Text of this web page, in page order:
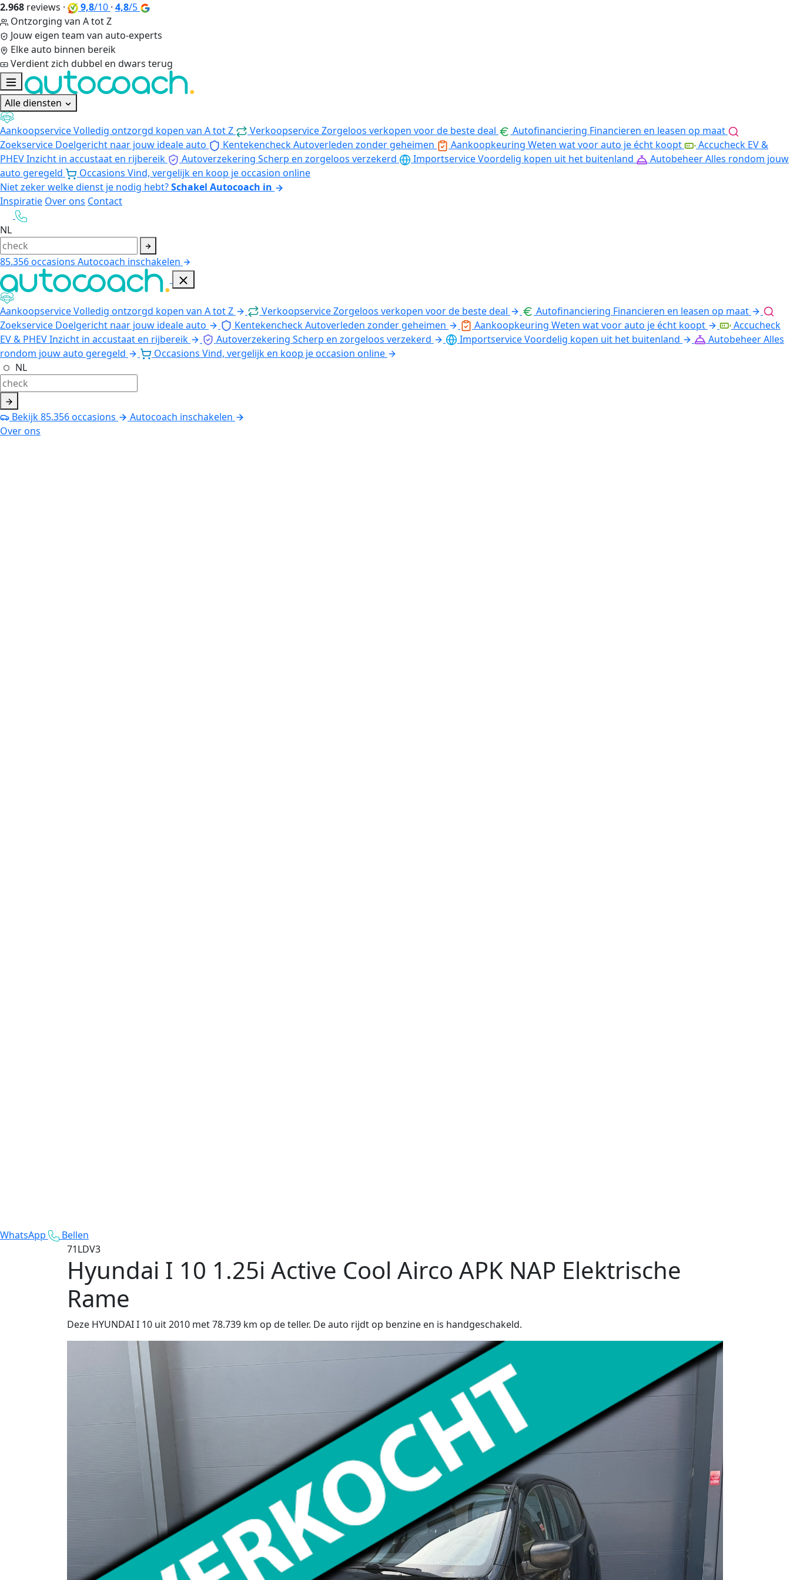
2.968 reviews · 9,8/10 · 4,8/5
Ontzorging van A tot Z
Jouw eigen team van auto-experts
Elke auto binnen bereik
Verdient zich dubbel en dwars terug
Alle diensten
AankoopserviceVolledig ontzorgd kopen van A tot Z VerkoopserviceZorgeloos verkopen voor de beste deal Autofinanciering Financieren en leasen op maat
Zoekservice Doelgericht naar jouw ideale auto KentekencheckAutoverleden zonder geheimen Aankoopkeuring Weten wat voor auto je écht koopt
Accucheck EV &
PHEVInzicht in accustaat en rijbereik Autoverzekering Scherp en zorgeloos verzekerd ImportserviceVoordelig kopen uit het buitenland AutobeheerAlles rondom jouw
auto geregeld
Occasions Vind, vergelijk en koop je occasion online
Niet zeker welke dienst je nodig hebt?Schakel Autocoach in
Inspiratie Over ons Contact
NL
85.356occasions Autocoach inschakelen
AankoopserviceVolledig ontzorgd kopen van A tot Z VerkoopserviceZorgeloos verkopen voor de beste deal Autofinanciering Financieren en leasen op maat
Zoekservice Doelgericht naar jouw ideale auto KentekencheckAutoverleden zonder geheimen Aankoopkeuring Weten wat voor auto je écht koopt
Accucheck
EV & PHEVInzicht in accustaat en rijbereik Autoverzekering Scherp en zorgeloos verzekerd ImportserviceVoordelig kopen uit het buitenland AutobeheerAlles
rondom jouw auto geregeld
Occasions Vind, vergelijk en koop je occasion online
NL
Bekijk85.356occasions
Autocoach inschakelen
Over ons
WhatsApp
Bellen
71LDV3
Hyundai I 10 1.25i Active Cool Airco APK NAP Elektrische
Rame
Deze HYUNDAI I 10 uit 2010 met 78.739 km op de teller. De auto rijdt op benzine en is handgeschakeld.